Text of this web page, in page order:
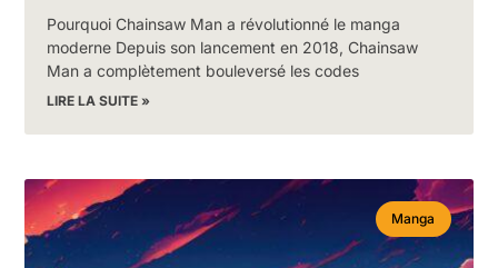
Pourquoi Chainsaw Man a révolutionné le manga
moderne Depuis son lancement en 2018, Chainsaw
Man a complètement bouleversé les codes
LIRE LA SUITE »
Manga